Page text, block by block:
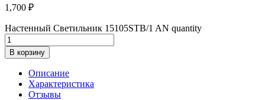
1,700 ₽
Настенный Светильник 15105STB/1 AN quantity
В корзину
Описание
Характеристика
Отзывы